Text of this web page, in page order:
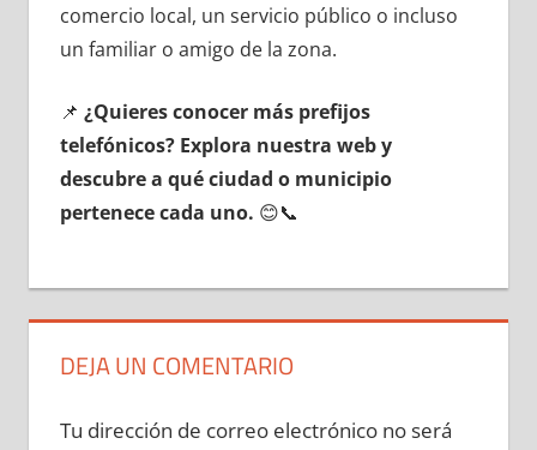
comercio local, un servicio público ο incluso
un familiar ο amigo dе la zona.
📌 ¿Quieres conocer mа́s prefijos
telefónicos? Explora nuestra web у
descubre а qué ciudad ο municipio
pertenece cada uno. 😊📞
DEJA UN COMENTARIO
Tu dirección de correo electrónico no será